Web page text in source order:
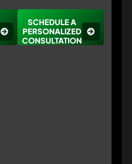
SCHEDULE A
PERSONALIZED
CONSULTATION